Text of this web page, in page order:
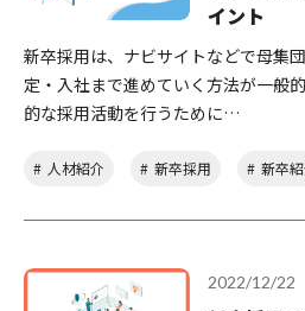
イント
新卒採用は、ナビサイトなどで母集
定・入社まで進めていく方法が一般
的な採用活動を行うために…
人材紹介 新卒採用 新卒
2022/12/22